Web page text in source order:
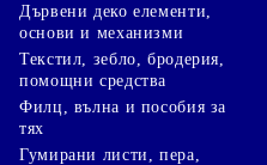
Дървени деко елементи,
основи и механизми
Текстил, зебло, бродерия,
помощни средства
Филц, вълна и пособия за
тях
Гумирани листи, пера,